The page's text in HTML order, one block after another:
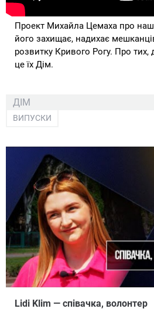
Проект Михайла Цемаха про
його захищає, надихає
розвитку Кривого Рогу. Про тих,
це їх Дім.
ДІМ
ВИПУСКИ
Lidi Klim — співачка, волонтер